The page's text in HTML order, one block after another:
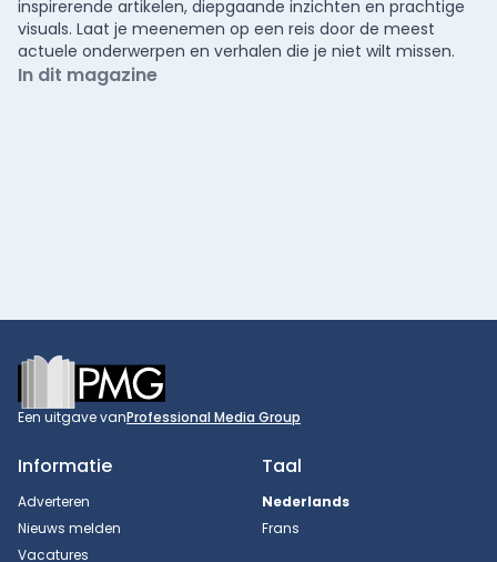
inspirerende artikelen, diepgaande inzichten en prachtige
visuals. Laat je meenemen op een reis door de meest
actuele onderwerpen en verhalen die je niet wilt missen.
In dit magazine
Footer
Een uitgave vanProfessional Media Group
Informatie
Adverteren
Nieuws melden
Vacatures
Taal
Nederlands
Frans